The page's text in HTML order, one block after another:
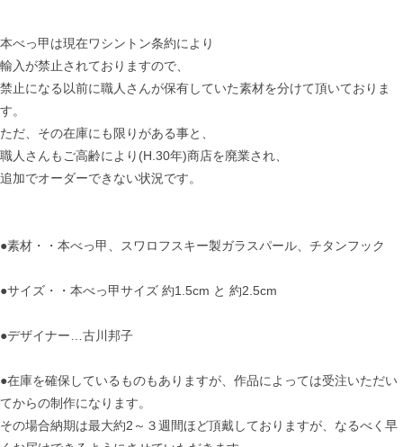
本べっ甲は現在ワシントン条約により
輸入が禁止されておりますので、
禁止になる以前に職人さんが保有していた素材を分けて頂いておりま
す。
ただ、その在庫にも限りがある事と、
職人さんもご高齢により(H.30年)商店を廃業され、
追加でオーダーできない状況です。
●素材・・本べっ甲、スワロフスキー製ガラスパール、チタンフック
●サイズ・・本べっ甲サイズ 約1.5cm と 約2.5cm
●デザイナー…古川邦子
●在庫を確保しているものもありますが、作品によっては受注いただい
てからの制作になります。
その場合納期は最大約2～３週間ほど頂戴しておりますが、なるべく早